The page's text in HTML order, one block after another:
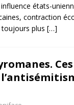
états-
contraction
plus […]